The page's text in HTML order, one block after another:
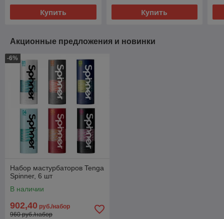
Купить Купить
Акционные предложения и новинки
-6%
Набор мастурбаторов Tenga
Spinner, 6 шт
В наличии
902,40 руб./набор
960 руб./набор